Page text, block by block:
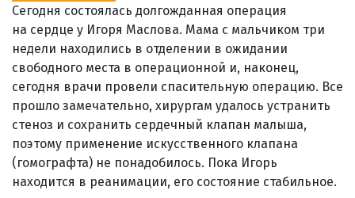
Сегодня состоялась долгожданная операция
на сердце у Игоря Маслова. Мама с мальчиком три
недели находились в отделении в ожидании
свободного места в операционной и, наконец,
сегодня врачи провели спасительную операцию. Все
прошло замечательно, хирургам удалось устранить
стеноз и сохранить сердечный клапан малыша,
поэтому применение искусственного клапана
(гомографта) не понадобилось. Пока Игорь
находится в реанимации, его состояние стабильное.